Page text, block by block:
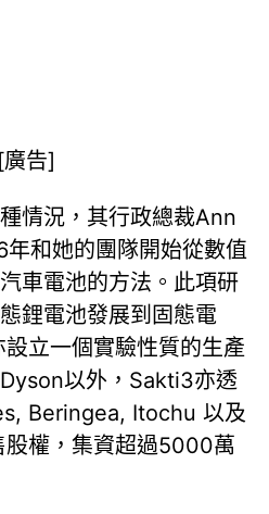
[廣告]
情況，其行政總裁Ann
和她的團隊開始從數值
車電池的方法。此項研
鋰電池發展到固態電
立一個實驗性質的生產
以外，Sakti3亦透
Beringea, Itochu 以及
權，集資超過5000萬